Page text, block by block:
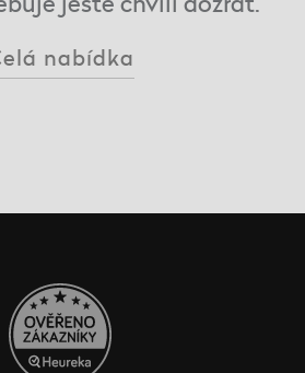
nabídka